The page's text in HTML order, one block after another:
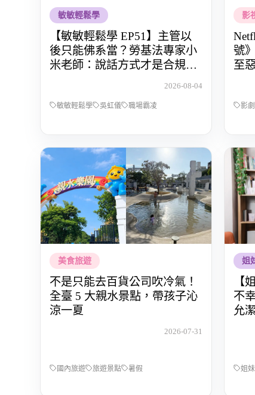
敏敏輕鬆學
【敏敏輕鬆學 EP51】主管以
後只能佛系當？勞基法專家小
米老師：說話方式才是合規關
2026-08-04
敏敏輕鬆學 吳虹儀 職場霸凌
影
號
至
影劇
美食旅遊
不是只能去百貨公司吹冷氣！
全臺 5 大親水景點，帶孩子沁
涼一夏
2026-07-31
國內旅遊 旅遊景點 暑假
姐
【
不
允
姐